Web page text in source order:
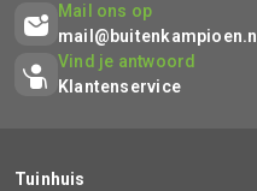
Mail ons op
mail@buitenkampioen.nl
Vind je antwoord
Klantenservice
Tuinhuis